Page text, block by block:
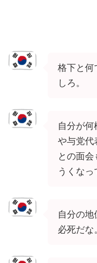
格下と何
しろ。
自分が
や与党代
との面
うくなっ
自分の
必死だな